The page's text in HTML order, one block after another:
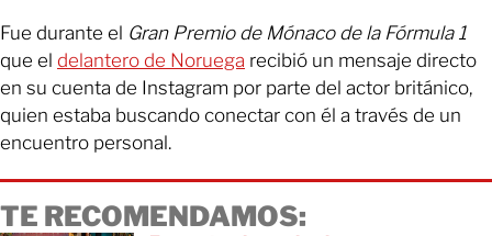
Fue durante el Gran Premio de Mónaco de la Fórmula 1
que el delantero de Noruega recibió un mensaje directo
en su cuenta de Instagram por parte del actor británico,
quien estaba buscando conectar con él a través de un
encuentro personal.
TE RECOMENDAMOS: